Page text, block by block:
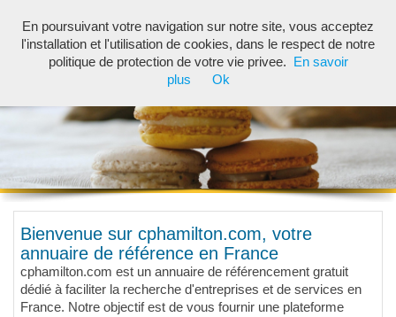
Bienvenue sur cphamilton.com, votre
annuaire de référence en France
cphamilton.com est un annuaire de référencement gratuit
dédié à faciliter la recherche d'entreprises et de services en
France. Notre objectif est de vous fournir une plateforme
En poursuivant votre navigation sur notre site, vous acceptez
l'installation et l'utilisation de cookies, dans le respect de notre
politique de protection de votre vie privee.
En savoir
plus
Ok